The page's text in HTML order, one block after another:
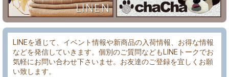
LINEを通じて、イベント情報や新商品の入荷情報、お得な情報
などを発信していきます。個別のご質問などもLINEトークでお
気軽にお問い合わせ下さいませ。お友達のご登録を宜しくお願
い致します。